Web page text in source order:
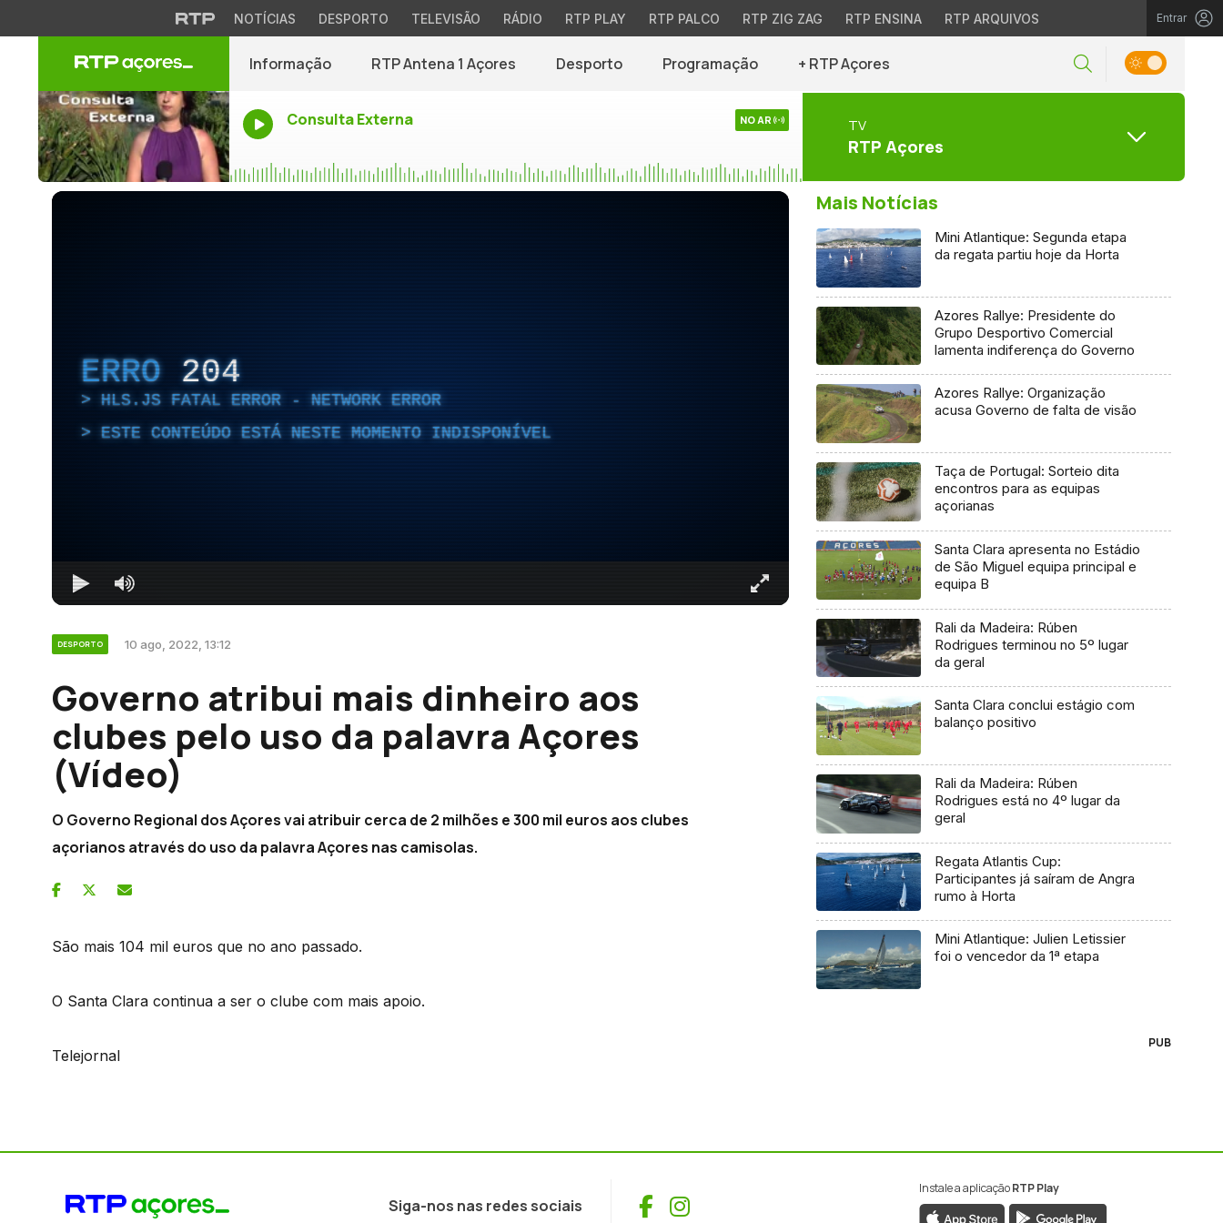
NOTÍCIAS DESPORTO TELEVISÃO RÁDIO RTP PLAY RTP PALCO RTP ZIG ZAG RTP ENSINA RTP ARQUIVOS Entrar
Informação RTP Antena 1 Açores Desporto Programação + RTP Açores
Consulta Externa NO AR TV
RTP Açores
ERRO 204
HLS.JS FATAL ERROR - NETWORK ERROR
ESTE CONTEÚDO ESTÁ NESTE MOMENTO INDISPONÍVEL
DESPORTO 10 ago, 2022, 13:12
Governo atribui mais dinheiro aos
clubes pelo uso da palavra Açores
(Vídeo)
O Governo Regional dos Açores vai atribuir cerca de 2 milhões e 300 mil euros aos clubes
açorianos através do uso da palavra Açores nas camisolas.
São mais 104 mil euros que no ano passado.
O Santa Clara continua a ser o clube com mais apoio.
Telejornal
Mais Notícias
Mini Atlantique: Segunda etapa
da regata partiu hoje da Horta
Azores Rallye: Presidente do
Grupo Desportivo Comercial
lamenta indiferença do Governo
Azores Rallye: Organização
acusa Governo de falta de visão
Taça de Portugal: Sorteio dita
encontros para as equipas
açorianas
Santa Clara apresenta no Estádio
de São Miguel equipa principal e
equipa B
Rali da Madeira: Rúben
Rodrigues terminou no 5º lugar
da geral
Santa Clara conclui estágio com
balanço positivo
Rali da Madeira: Rúben
Rodrigues está no 4º lugar da
geral
Regata Atlantis Cup:
Participantes já saíram de Angra
rumo à Horta
Mini Atlantique: Julien Letissier
foi o vencedor da 1ª etapa
PUB
Siga-nos nas redes sociais Facebook
Instagram
Instale a aplicaçãoRTP Play